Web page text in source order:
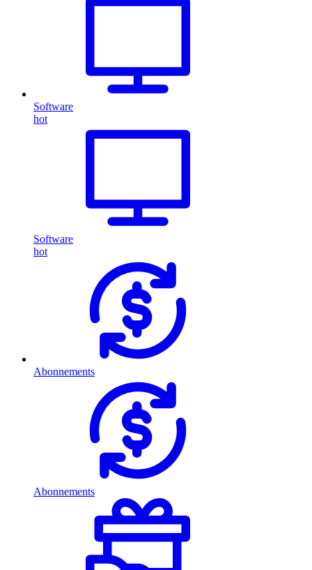
Software
hot
Software
hot
Abonnements
Abonnements